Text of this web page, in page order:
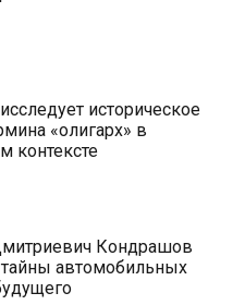
историческое
«олигарх» в
контексте
Кондрашов
автомобильных